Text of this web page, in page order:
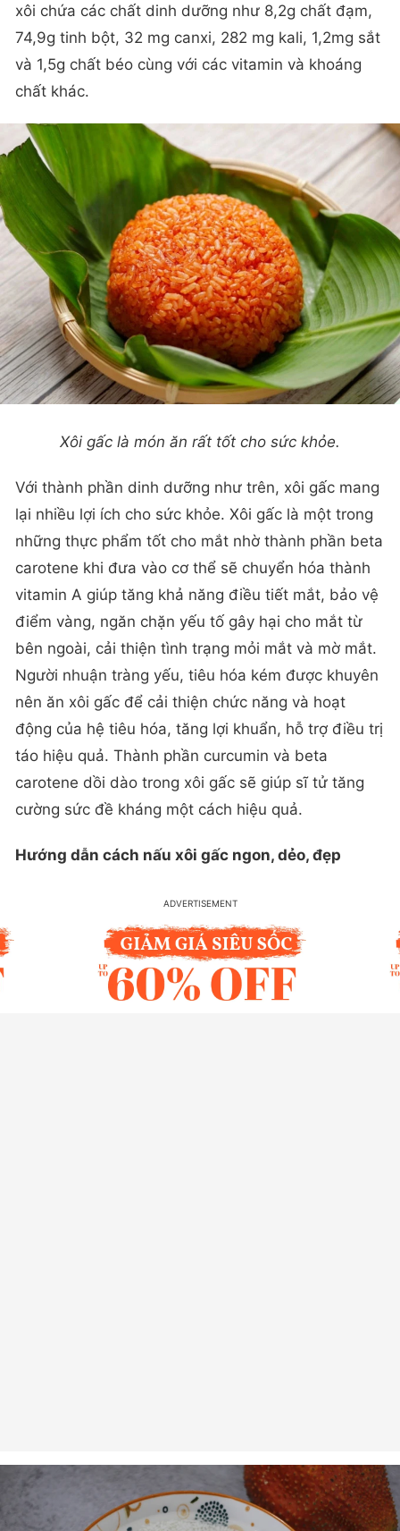
xôi chứa các chất dinh dưỡng như 8,2g chất đạm,
74,9g tinh bột, 32 mg canxi, 282 mg kali, 1,2mg sắt
và 1,5g chất béo cùng với các vitamin và khoáng
chất khác.
Xôi gấc là món ăn rất tốt cho sức khỏe.
Với thành phần dinh dưỡng như trên, xôi gấc mang
lại nhiều lợi ích cho sức khỏe. Xôi gấc là một trong
những thực phẩm tốt cho mắt nhờ thành phần beta
carotene khi đưa vào cơ thể sẽ chuyển hóa thành
vitamin A giúp tăng khả năng điều tiết mắt, bảo vệ
điểm vàng, ngăn chặn yếu tố gây hại cho mắt từ
bên ngoài, cải thiện tình trạng mỏi mắt và mờ mắt.
Người nhuận tràng yếu, tiêu hóa kém được khuyên
nên ăn xôi gấc để cải thiện chức năng và hoạt
động của hệ tiêu hóa, tăng lợi khuẩn, hỗ trợ điều trị
táo hiệu quả. Thành phần curcumin và beta
carotene dồi dào trong xôi gấc sẽ giúp sĩ tử tăng
cường sức đề kháng một cách hiệu quả.
Hướng dẫn cách nấu xôi gấc ngon, dẻo, đẹp